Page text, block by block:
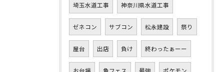
埼玉水道工事 神奈川県水道工事
ゼネコン サブコン 松永建設 祭り
屋台 出店 負け 終わったぁーー
お台場 魚フェス 最強 ポケモン